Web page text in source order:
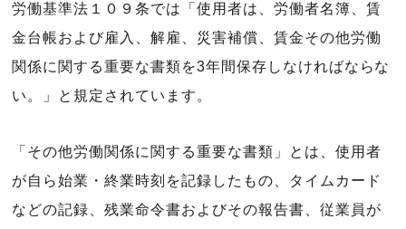
労働基準法１０９条では「使用者は、労働者名簿、賃
金台帳および雇入、解雇、災害補償、賃金その他労働
関係に関する重要な書類を3年間保存しなければならな
い。」と規定されています。
「その他労働関係に関する重要な書類」とは、使用者
が自ら始業・終業時刻を記録したもの、タイムカード
などの記録、残業命令書およびその報告書、従業員が